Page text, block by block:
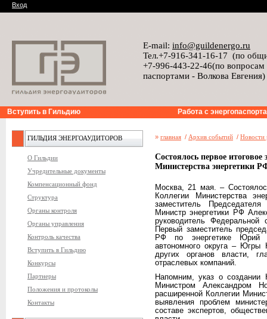
Вход
E-mail: info@guildenergo.ru
Тел.+7-916-341-16-17 (по
+7-996-443-22-46(по
паспортами - Волкова Евгения)
Вступить в Гильдию Работа с
ГИЛЬДИЯ ЭНЕРГОАУДИТОРОВ
О Гильдии
Учредительные документы
Компенсационный фонд
Структура
Органы контроля
Органы управления
Контроль качества
Вступить в Гильдию
Конкурсы
Партнеры
Положения и протоколы
Контакты
» главная / Архив событий / Новости
Состоялось первое
Министерства энергетики
Москва, 21 мая. –
Коллегии Министерства
заместитель
Министр энергетики РФ
руководитель
Первый заместитель
РФ по энергетике Юрий
автономного округа – Югры
других органов власти,
отраслевых компаний.
Напомним, указ о создании
Министром Александром
расширенной Коллегии
выявления проблем
составе экспертов,